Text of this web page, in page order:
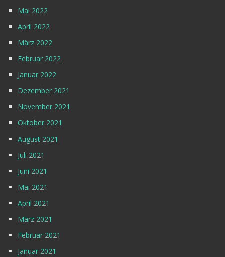
Mai 2022
April 2022
März 2022
Februar 2022
Januar 2022
Dezember 2021
November 2021
Oktober 2021
August 2021
Juli 2021
Juni 2021
Mai 2021
April 2021
März 2021
Februar 2021
Januar 2021